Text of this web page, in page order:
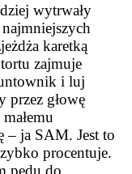
wytrwały
karetką
zajmuje
i luj
przez głowę
– ja SAM. Jest to
procentuje.
pędu do